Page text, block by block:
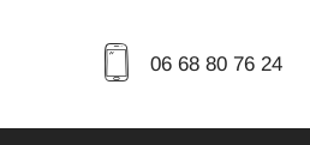
06 68 80 76 24